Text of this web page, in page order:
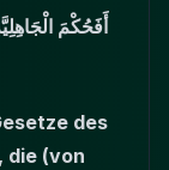
أَفَحُكْمَ
des
die (von